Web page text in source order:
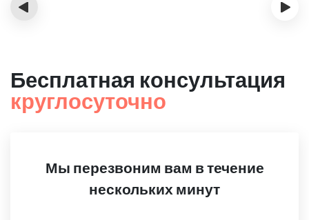
‹ ›
Бесплатная консультация
круглосуточно
Мы перезвоним вам в течение
нескольких минут